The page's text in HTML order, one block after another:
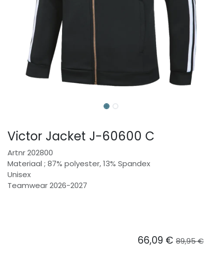
Victor Jacket J-60600 C
Artnr 202800
Materiaal ; 87% polyester, 13% Spandex
Unisex
Teamwear 2026-2027
66,09 € 89,95€